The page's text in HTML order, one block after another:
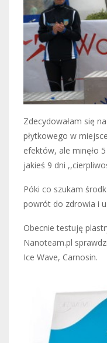
Zdecydowałam się
płytkowego w
efektów, ale minęło
jakieś 9 dni
Póki co szukam
powrót do zdrowia i
Obecnie testuję
Nanoteam.pl
Ice Wave, Carnosin.